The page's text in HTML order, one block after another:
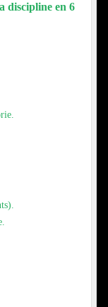
discipline en 6